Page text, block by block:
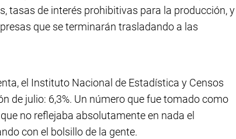
tasas de interés prohibitivas para la producción, y
que se terminarán trasladando a las
el Instituto Nacional de Estadística y Censos
de julio: 6,3%. Un número que fue tomado como
no reflejaba absolutamente en nada el
con el bolsillo de la gente.